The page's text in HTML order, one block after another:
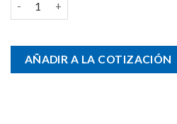
AÑADIR A LA COTIZACIÓN